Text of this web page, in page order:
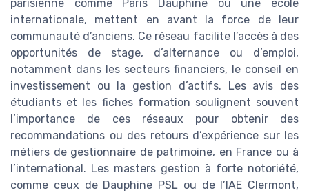
parisienne comme Paris Dauphine ou une école
internationale, mettent en avant la force de leur
communauté d’anciens. Ce réseau facilite l’accès à des
opportunités de stage, d’alternance ou d’emploi,
notamment dans les secteurs financiers, le conseil en
investissement ou la gestion d’actifs. Les avis des
étudiants et les fiches formation soulignent souvent
l’importance de ces réseaux pour obtenir des
recommandations ou des retours d’expérience sur les
métiers de gestionnaire de patrimoine, en France ou à
l’international. Les masters gestion à forte notoriété,
comme ceux de Dauphine PSL ou de l’IAE Clermont,